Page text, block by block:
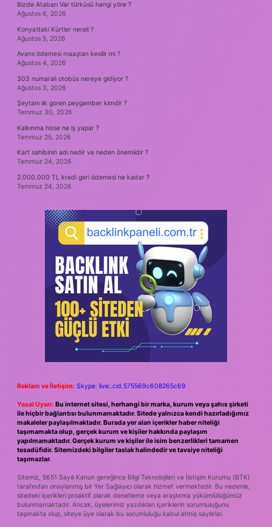
Bizde Atabarı Var türküsü hangi yöre ?
Ağustos 6, 2026
Konya’daki Kürtler nereli ?
Ağustos 5, 2026
Avans ödemesi maaştan kesilir mi ?
Ağustos 4, 2026
303 numaralı otobüs nereye gidiyor ?
Ağustos 3, 2026
Şeytanı ılk goren peygamber kimdir ?
Temmuz 30, 2026
Kalkınma hisse ne iş yapar ?
Temmuz 25, 2026
Kart sahibinin adı nedir ve neden önemlidir ?
Temmuz 24, 2026
2.000.000 TL kredi geri ödemesi ne kadar ?
Temmuz 24, 2026
Reklam ve İletişim: Skype: live:.cid.575569c608265c69
Yasal Uyarı: Bu internet sitesi, herhangi bir marka, kurum veya şahıs şirketi
ile hiçbir bağlantısı bulunmamaktadır. Sitede yalnızca kendi hazırladığımız
makaleler paylaşılmaktadır. Burada yer alan içerikler haber niteliği
taşımamakta olup, gerçek kurum ve kişiler hakkında paylaşım
yapılmamaktadır. Gerçek kurum ve kişiler ile isim benzerlikleri tamamen
tesadüfidir. Sitemizdeki bilgiler taslak halindedir ve tavsiye niteliği
taşımazlar.
Sitemiz, 5651 Sayılı Kanun gereğince Bilgi Teknolojileri ve İletişim Kurumu (BTK)
tarafından onaylanmış bir Yer Sağlayıcı olarak hizmet vermektedir. Bu nedenle,
sitedeki içerikleri proaktif olarak denetleme veya araştırma yükümlülüğümüz
bulunmamaktadır. Ancak, üyelerimiz yazdıkları içeriklerin sorumluluğunu
taşımakta olup, siteye üye olarak bu sorumluluğu kabul etmiş sayılırlar.